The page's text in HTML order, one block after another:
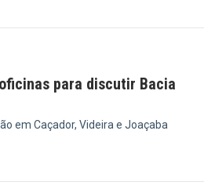
para discutir Bacia
em Caçador, Videira e Joaçaba